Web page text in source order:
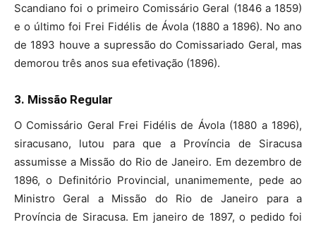
Scandiano foi o primeiro Comissário Geral (1846 a 1859)
e o último foi Frei Fidélis de Ávola (1880 a 1896). No ano
de 1893 houve a supressão do Comissariado Geral, mas
demorou três anos sua efetivação (1896).
3. Missão Regular
O Comissário Geral Frei Fidélis de Ávola (1880 a 1896),
siracusano, lutou para que a Província de Siracusa
assumisse a Missão do Rio de Janeiro. Em dezembro de
1896, o Definitório Provincial, unanimemente, pede ao
Ministro Geral a Missão do Rio de Janeiro para a
Província de Siracusa. Em janeiro de 1897, o pedido foi